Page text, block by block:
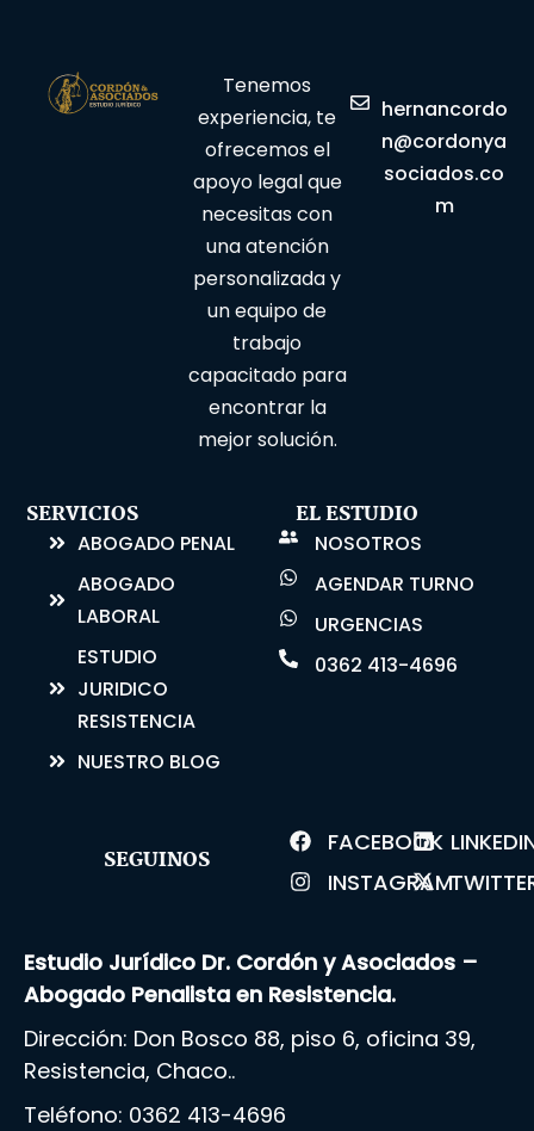
Tenemos
experiencia, te
ofrecemos el
apoyo legal que
necesitas con
una atención
personalizada y
un equipo de
trabajo
capacitado para
encontrar la
mejor solución.
hernancordo
n@cordonya
sociados.co
m
SERVICIOS
ABOGADO PENAL
ABOGADO
LABORAL
ESTUDIO
JURIDICO
RESISTENCIA
NUESTRO BLOG
EL ESTUDIO
NOSOTROS
AGENDAR TURNO
URGENCIAS
0362 413-4696
SEGUINOS
FACEBOOK
INSTAGRAM
Estudio Jurídico Dr. Cordón y Asociados –
Abogado Penalista en Resistencia.
Dirección: Don Bosco 88, piso 6, oficina 39,
Resistencia, Chaco..
Teléfono: 0362 413-4696